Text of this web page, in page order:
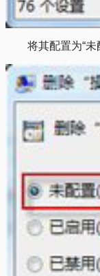
将其配置为“未